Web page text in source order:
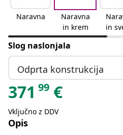
Naravna
Naravna
in krem
in
Slog naslonjala
Odprta konstrukcija
371 99 €
Vključno z DDV
Opis